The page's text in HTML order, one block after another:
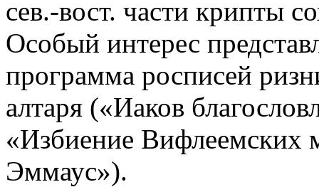
сев.-вост. части крипты
Особый интерес
программа росписей
алтаря («Иаков
«Избиение Вифлеемских
Эммаус»).